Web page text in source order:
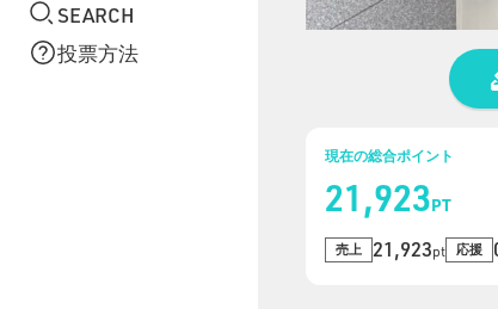
SEARCH
投票方法
現在の総合ポイント
21,923PT
売上 21,923pt 応援